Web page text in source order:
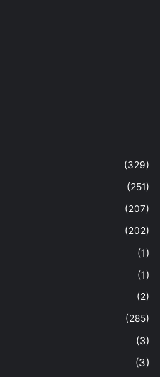
(329)
(251)
(207)
(202)
(1)
(1)
(2)
(285)
(3)
(3)